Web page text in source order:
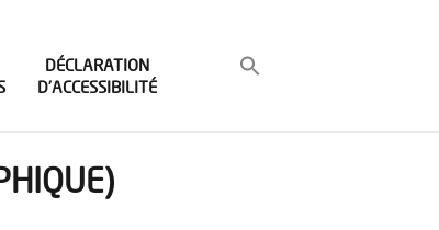
DÉCLARATION
D’ACCESSIBILITÉ